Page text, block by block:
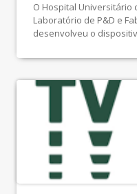
O Hospital Universitário
Laboratório de P&D e
desenvolveu o
pediátricos. Idealizado
o designer José